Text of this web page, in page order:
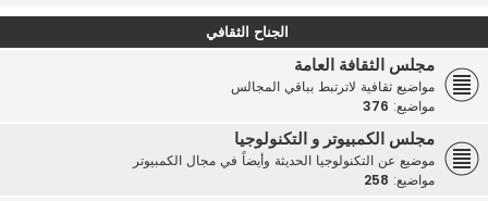
الجناح الثقافي
مجلس الثقافة العامة
مواضيع ثقافية لاترتبط بباقي المجالس
مواضيع: 376
مجلس الكمبيوتر و التكنولوجيا
موضيع عن التكنولوجيا الحديثة وأيضاً في مجال الكمبيوتر
مواضيع: 258